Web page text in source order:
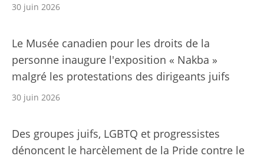
30 juin 2026
Le Musée canadien pour les droits de la
personne inaugure l'exposition « Nakba »
malgré les protestations des dirigeants juifs
30 juin 2026
Des groupes juifs, LGBTQ et progressistes
dénoncent le harcèlement de la Pride contre le